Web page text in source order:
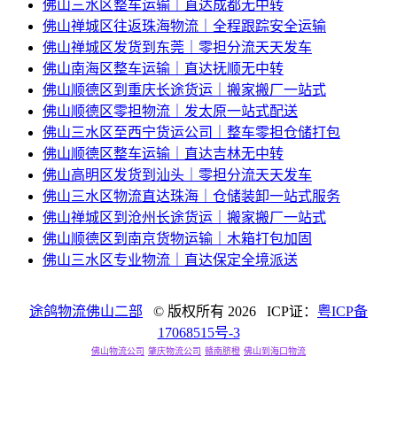
佛山三水区整车运输｜直达成都无中转
佛山禅城区往返珠海物流｜全程跟踪安全运输
佛山禅城区发货到东莞｜零担分流天天发车
佛山南海区整车运输｜直达抚顺无中转
佛山顺德区到重庆长途货运｜搬家搬厂一站式
佛山顺德区零担物流｜发太原一站式配送
佛山三水区至西宁货运公司｜整车零担仓储打包
佛山顺德区整车运输｜直达吉林无中转
佛山高明区发货到汕头｜零担分流天天发车
佛山三水区物流直达珠海｜仓储装卸一站式服务
佛山禅城区到沧州长途货运｜搬家搬厂一站式
佛山顺德区到南京货物运输｜木箱打包加固
佛山三水区专业物流｜直达保定全境派送
途鸽物流佛山二部 © 版权所有 2026 ICP证： 粤ICP备
17068515号-3
佛山物流公司 肇庆物流公司 赣南脐橙 佛山到海口物流